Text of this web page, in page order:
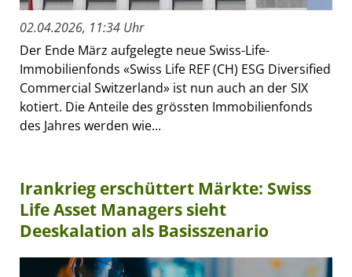
02.04.2026, 11:34 Uhr
Der Ende März aufgelegte neue Swiss-Life-
Immobilienfonds «Swiss Life REF (CH) ESG Diversified
Commercial Switzerland» ist nun auch an der SIX
kotiert. Die Anteile des grössten Immobilienfonds
des Jahres werden wie...
Irankrieg erschüttert Märkte: Swiss
Life Asset Managers sieht
Deeskalation als Basisszenario